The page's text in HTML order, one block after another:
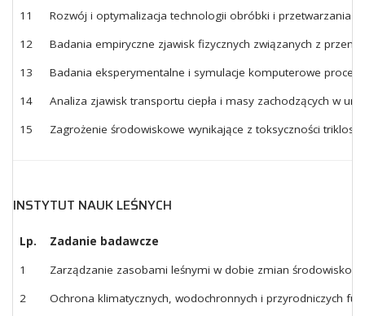
11
Rozwój i optymalizacja technologii obróbki i przetwarzania
12
Badania empiryczne zjawisk fizycznych związanych z
13
Badania eksperymentalne i symulacje komputerowe
14
Analiza zjawisk transportu ciepła i masy zachodzących w
15
Zagrożenie środowiskowe wynikające z toksyczności
INSTYTUT NAUK LEŚNYCH
Lp.
Zadanie badawcze
1
Zarządzanie zasobami leśnymi w dobie zmian
2
Ochrona klimatycznych, wodochronnych i przyrodniczych